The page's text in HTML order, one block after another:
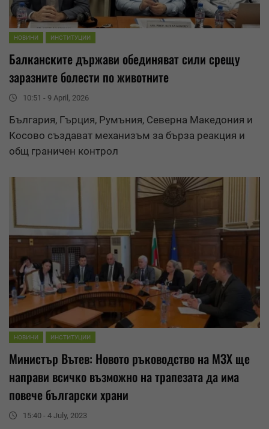
НОВИНИ ИНСТИТУЦИИ
Балканските държави обединяват сили срещу
заразните болести по животните
10:51 - 9 April, 2026
България, Гърция, Румъния, Северна Македония и
Косово създават механизъм за бърза реакция и
общ граничен контрол
НОВИНИ ИНСТИТУЦИИ
Министър Вътев: Новото ръководство на МЗХ ще
направи всичко възможно на трапезата да има
повече български храни
15:40 - 4 July, 2023